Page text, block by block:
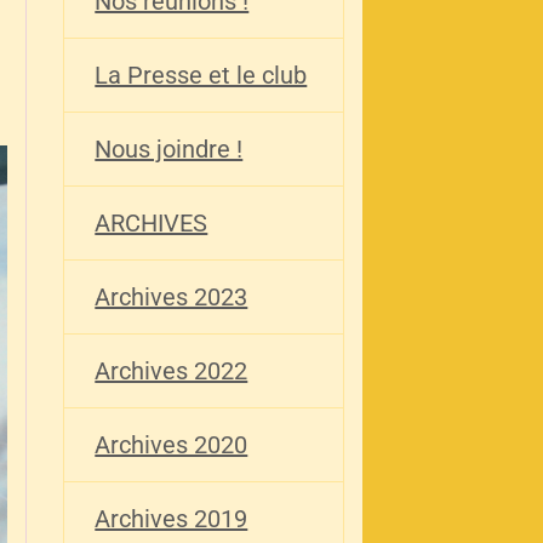
La Presse et le club
Nous joindre !
ARCHIVES
Archives 2023
Archives 2022
Archives 2020
Archives 2019